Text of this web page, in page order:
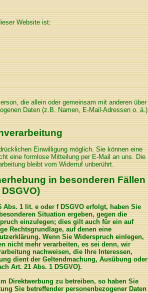
Website ist:
die allein oder gemeinsam mit anderen über
Daten (z.B. Namen, E-Mail-Adressen o. ä.)
Einwilligung möglich. Sie können eine
eine formlose Mitteilung per E-Mail an uns. Die
bleibt vom Widerruf unberührt.
in besonderen Fällen
1 lit. e oder f DSGVO erfolgt, haben Sie
Situation ergeben, gegen die
einzulegen; dies gilt auch für ein auf
Rechtsgrundlage, auf denen eine
Wenn Sie Widerspruch einlegen,
nicht mehr verarbeiten, es sei denn, wir
nachweisen, die Ihre Interessen,
dient der Geltendmachung, Ausübung oder
Art. 21 Abs. 1 DSGVO).
Direktwerbung zu betreiben, so haben Sie
Sie betreffender personenbezogener Daten